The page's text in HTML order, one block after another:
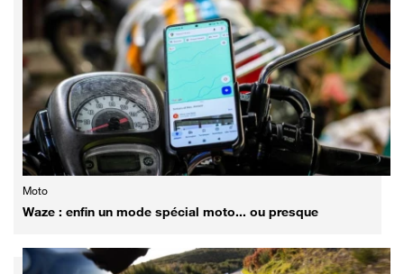
Moto
Waze : enfin un mode spécial moto... ou presque